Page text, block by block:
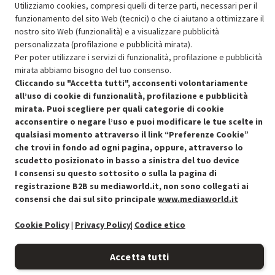
SCONTO RICONDIZIONATI
Approfitta dello sconto del 15% sul prodotto ricondizionato.
Condizioni generali di vendita
Cookie Policy
Preferenze cookie
Informativa privacy
Accessibilità
Recedere dal contratto qui
Utilizziamo cookies, compresi quelli di terze parti, necessari per il
funzionamento del sito Web (tecnici) o che ci aiutano a ottimizzare il
nostro sito Web (funzionalità) e a visualizzare pubblicità
personalizzata (profilazione e pubblicità mirata).
Per poter utilizzare i servizi di funzionalità, profilazione e pubblicità
mirata abbiamo bisogno del tuo consenso.
Cliccando su "Accetta tutti", acconsenti volontariamente
all’uso di cookie di funzionalità, profilazione e pubblicità
mirata. Puoi scegliere per quali categorie di cookie
acconsentire o negare l’uso e puoi modificare le tue scelte in
qualsiasi momento attraverso il link “Preferenze Cookie”
che trovi in fondo ad ogni pagina, oppure, attraverso lo
scudetto posizionato in basso a sinistra del tuo device
I consensi su questo sottosito o sulla la pagina di
registrazione B2B su mediaworld.it, non sono collegati ai
consensi che dai sul sito principale www.mediaworld.it
Cookie Policy| Privacy Policy| Codice etico
Accetta tutti